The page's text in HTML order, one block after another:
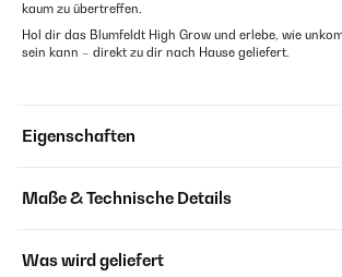
kaum zu übertreffen.
Hol dir das Blumfeldt High Grow und erlebe, wie
sein kann – direkt zu dir nach Hause geliefert.
Eigenschaften
Maße & Technische Details
Was wird geliefert